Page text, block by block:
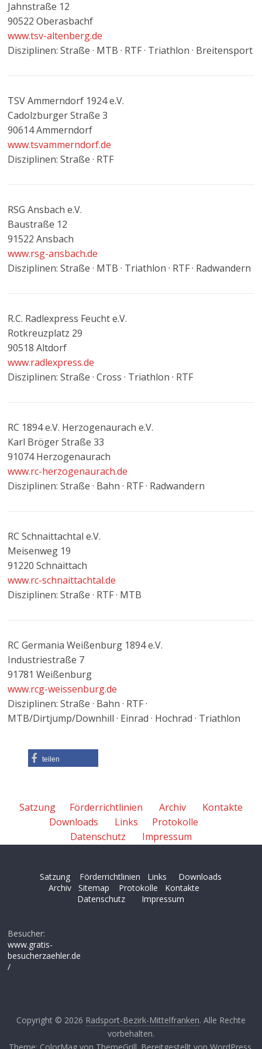
Jahnstraße 12
90522 Oberasbachf
www.tsv-altenberg.de
Disziplinen: Straße · MTB · RTF · Triathlon · Breitensport
TSV Ammerndorf 1924 e.V.
Cadolzburger Straße 3
90614 Ammerndorf
www.tsvammerndorf.de
Disziplinen: Straße · RTF
RSG Ansbach e.V.
Baustraße 12
91522 Ansbach
www.rsg-ansbach.de
Disziplinen: Straße · MTB · Triathlon · RTF · Radwandern
R.C. Radlexpress Feucht e.V.
Rotkreuzplatz 29
90518 Altdorf
www.radlexpress.de
Disziplinen: Straße · Cross · Triathlon · RTF
RC 1894 e.V. Herzogenaurach e.V.
Karl Bröger Straße 33
91074 Herzogenaurach
www.rc-herzogenaurach.de
Disziplinen: Straße · Bahn · RTF · Radwandern
RC Schnaittachtal e.V.
Meisenweg 19
91220 Schnaittach
www.rc-schnaittachtal.de
Disziplinen: Straße · RTF · MTB
RC Germania Weißenburg 1894 e.V.
Industriestraße 7
91781 Weißenburg
www.rcg-weissenburg.de
Disziplinen: Straße · Bahn · RTF ·
MTB/Dirtjump/Downhill · Einrad · Hochrad · Triathlon
teilen
Satzung Förderrichtlinien Archiv
Kontakte
Downloads
Links
Protokolle
Datenschutz
Impressum
Satzung Förderrichtlinien Links
Downloads
Archiv
Sitemap Protokolle
Kontakte
Datenschutz
Impressum
Besucher:
www.gratis-
besucherzaehler.de
/
Copyright © 2026 Radsport-Bezirk-Mittelfranken. Alle Rechte
vorbehalten.